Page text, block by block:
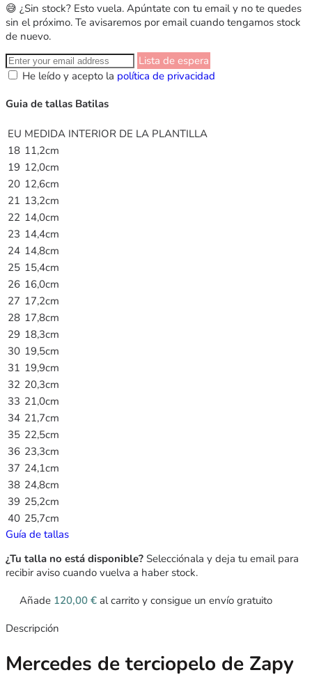
😅 ¿Sin stock? Esto vuela. Apúntate con tu email y no te quedes
sin el próximo. Te avisaremos por email cuando tengamos stock
de nuevo.
Lista de espera
He leído y acepto la política de privacidad
Guia de tallas Batilas
EU MEDIDA INTERIOR DE LA PLANTILLA
18 11,2cm
19 12,0cm
20 12,6cm
21 13,2cm
22 14,0cm
23 14,4cm
24 14,8cm
25 15,4cm
26 16,0cm
27 17,2cm
28 17,8cm
29 18,3cm
30 19,5cm
31 19,9cm
32 20,3cm
33 21,0cm
34 21,7cm
35 22,5cm
36 23,3cm
37 24,1cm
38 24,8cm
39 25,2cm
40 25,7cm
Guía de tallas
¿Tu talla no está disponible? Selecciónala y deja tu email para
recibir aviso cuando vuelva a haber stock.
Añade 120,00 € al carrito y consigue un envío gratuito
Descripción
Mercedes de terciopelo de Zapy